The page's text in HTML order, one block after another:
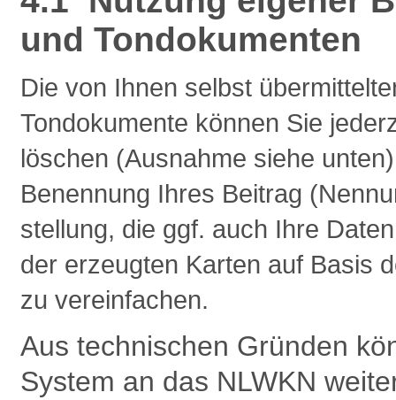
und Tondokumenten
Die von Ihnen selbst
Tondokumente können Sie
löschen (Ausnahme siehe
Benennung Ihres Beitrag
stellung, die ggf. auch Ihre
der erzeugten Karten auf Basis
zu vereinfachen.
Aus technischen Gründen
System an das NLWKN